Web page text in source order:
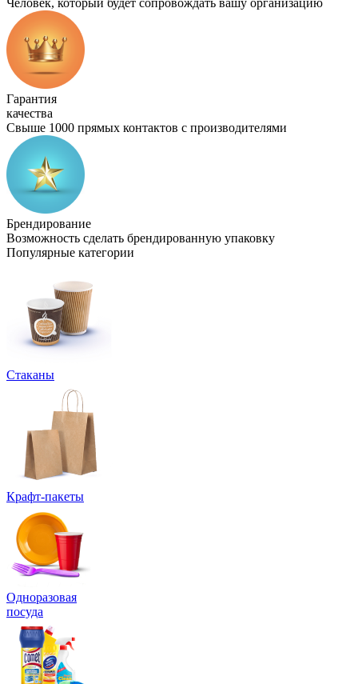
Человек, который будет сопровождать вашу организацию
Гарантия
качества
Свыше 1000 прямых контактов с производителями
Брендирование
Возможность сделать брендированную упаковку
Популярные категории
Стаканы
Крафт-пакеты
Одноразовая
посуда